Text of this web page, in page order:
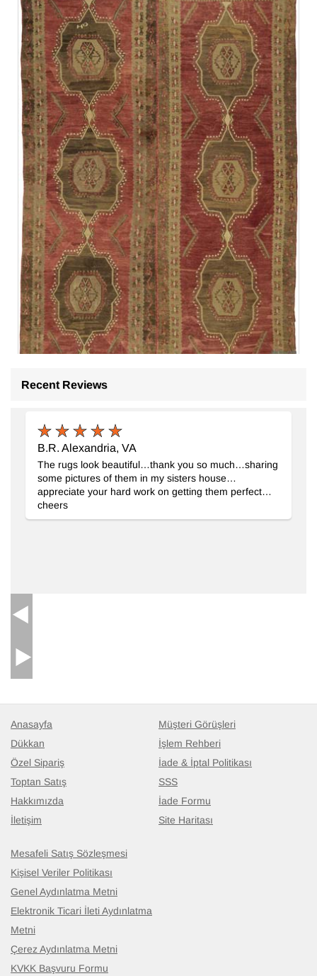
302 cm x 432 cm
99.512
TL
Recent Reviews
B.R. Alexandria, VA
The rugs look beautiful…thank you so much…sharing
some pictures of them in my sisters house…
appreciate your hard work on getting them perfect…
cheers
Anasayfa
Dükkan
Özel Sipariş
Toptan Satış
Hakkımızda
İletişim
Müşteri Görüşleri
İşlem Rehberi
İade & İptal Politikası
SSS
İade Formu
Site Haritası
Mesafeli Satış Sözleşmesi
Kişisel Veriler Politikası
Genel Aydınlatma Metni
Elektronik Ticari İleti Aydınlatma
Metni
Çerez Aydınlatma Metni
KVKK Başvuru Formu